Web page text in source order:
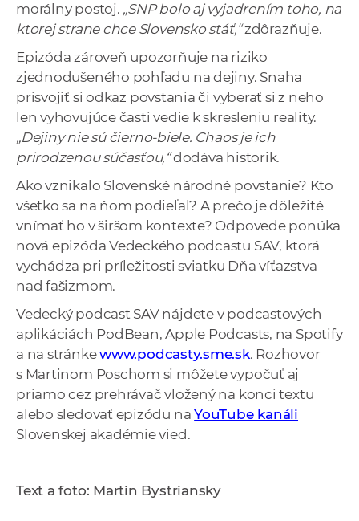
morálny postoj. „SNP bolo aj vyjadrením toho, na
ktorej strane chce Slovensko stáť,“zdôrazňuje.
Epizóda zároveň upozorňuje na riziko
zjednodušeného pohľadu na dejiny. Snaha
prisvojiť si odkaz povstania či vyberať si z neho
len vyhovujúce časti vedie k skresleniu reality.
„Dejiny nie sú čierno-biele. Chaos je ich
prirodzenou súčasťou,“dodáva historik.
Ako vznikalo Slovenské národné povstanie? Kto
všetko sa na ňom podieľal? A prečo je dôležité
vnímať ho v širšom kontexte? Odpovede ponúka
nová epizóda Vedeckého podcastu SAV, ktorá
vychádza pri príležitosti sviatku Dňa víťazstva
nad fašizmom.
Vedecký podcast SAV nájdete v podcastových
aplikáciách PodBean, Apple Podcasts, na Spotify
a na stránkewww.podcasty.sme.sk. Rozhovor
s Martinom Poschom si môžete vypočuť aj
priamo cez prehrávač vložený na konci textu
alebo sledovať epizódu naYouTube kanáli
Slovenskej akadémie vied.
Text a foto: Martin Bystriansky